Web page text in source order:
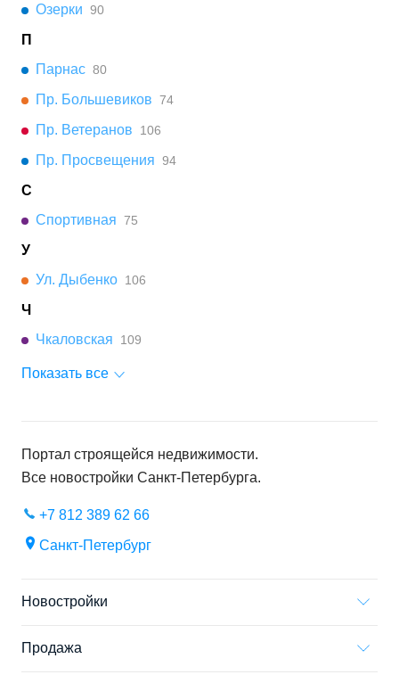
Озерки 90
П
Парнас 80
Пр. Большевиков 74
Пр. Ветеранов 106
Пр. Просвещения 94
С
Спортивная 75
У
Ул. Дыбенко 106
Ч
Чкаловская
109
Показать все
Портал строящейся недвижимости.
Все новостройки Санкт-Петербурга.
+7 812 389 62 66
Санкт-Петербург
Новостройки
Продажа